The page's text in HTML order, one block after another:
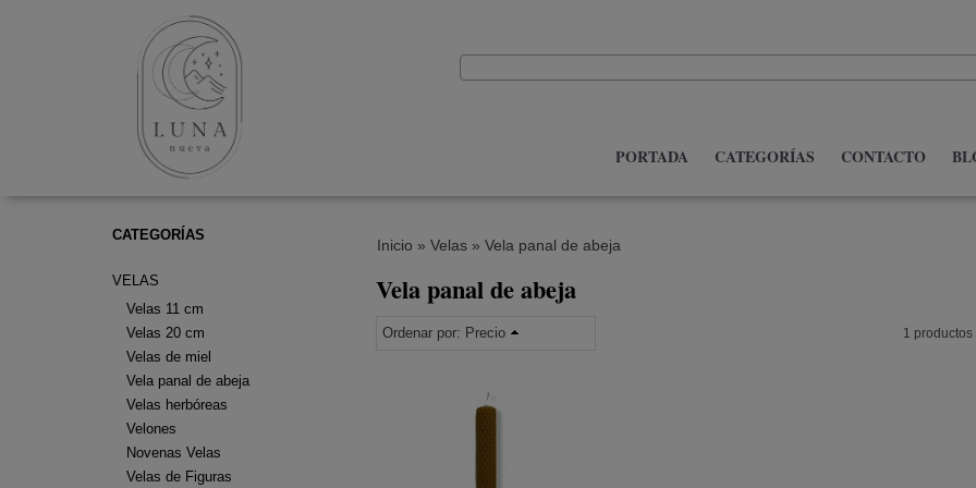
PORTADA CATEGORÍAS CONTACTO
CATEGORÍAS
VELAS
Velas 11 cm
Velas 20 cm
Velas de miel
Vela panal de abeja
Velas herbóreas
Velones
Novenas Velas
Velas de Figuras
Inicio » Velas» Vela panal de abeja
Vela panal de abeja
Ordenar por: Precio 1 productos